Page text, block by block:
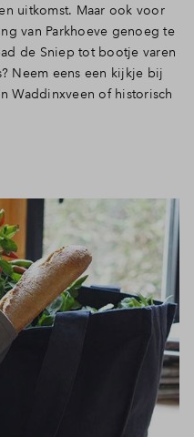
Inloggen
uitkomst. Maar ook voor
van Parkhoeve genoeg te
de Sniep tot bootje varen
Neem eens een kijkje bij
Waddinxveen of historisch